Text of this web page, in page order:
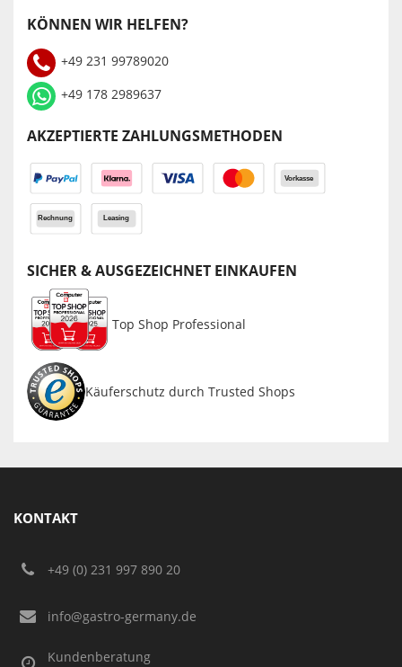
KÖNNEN WIR HELFEN?
+49 231 99789020
+49 178 2989637
AKZEPTIERTE ZAHLUNGSMETHODEN
SICHER & AUSGEZEICHNET EINKAUFEN
Top Shop Professional
Käuferschutz durch Trusted Shops
KONTAKT
+49 (0) 231 997 890 20
info@gastro-germany.de
Kundenberatung